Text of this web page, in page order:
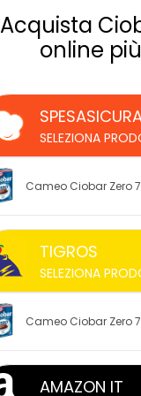
Acquista
online
SELEZIONA
Cameo Ciobar Zero
TIGROS
SELEZIONA
Cameo Ciobar Zero
AMAZON IT